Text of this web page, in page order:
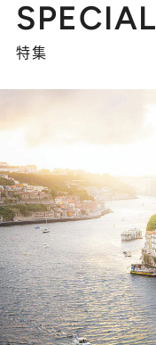
SPECIAL
特集